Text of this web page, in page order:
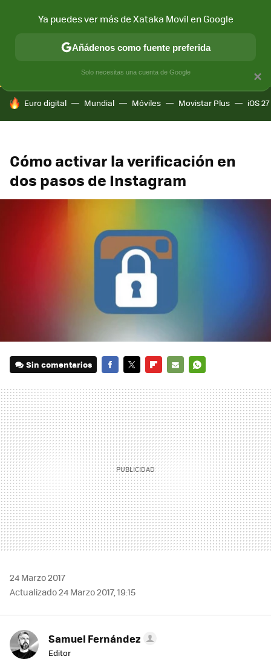
CONECTIVIDAD MÓVIL Y SOCIEDAD APLICACIONES
HOY SE HABLA DE
Euro digital Mundial Móviles Movistar Plus iOS 27
Cómo activar la verificación en
dos pasos de Instagram
Sin comentarios
MAIL
24 Marzo 2017
Actualizado 24 Marzo 2017, 19:15
Samuel Fernández
Editor
×
Ya puedes ver más de Xataka Movil en Google
Añádenos como fuente preferida
Solo necesitas una cuenta de Google